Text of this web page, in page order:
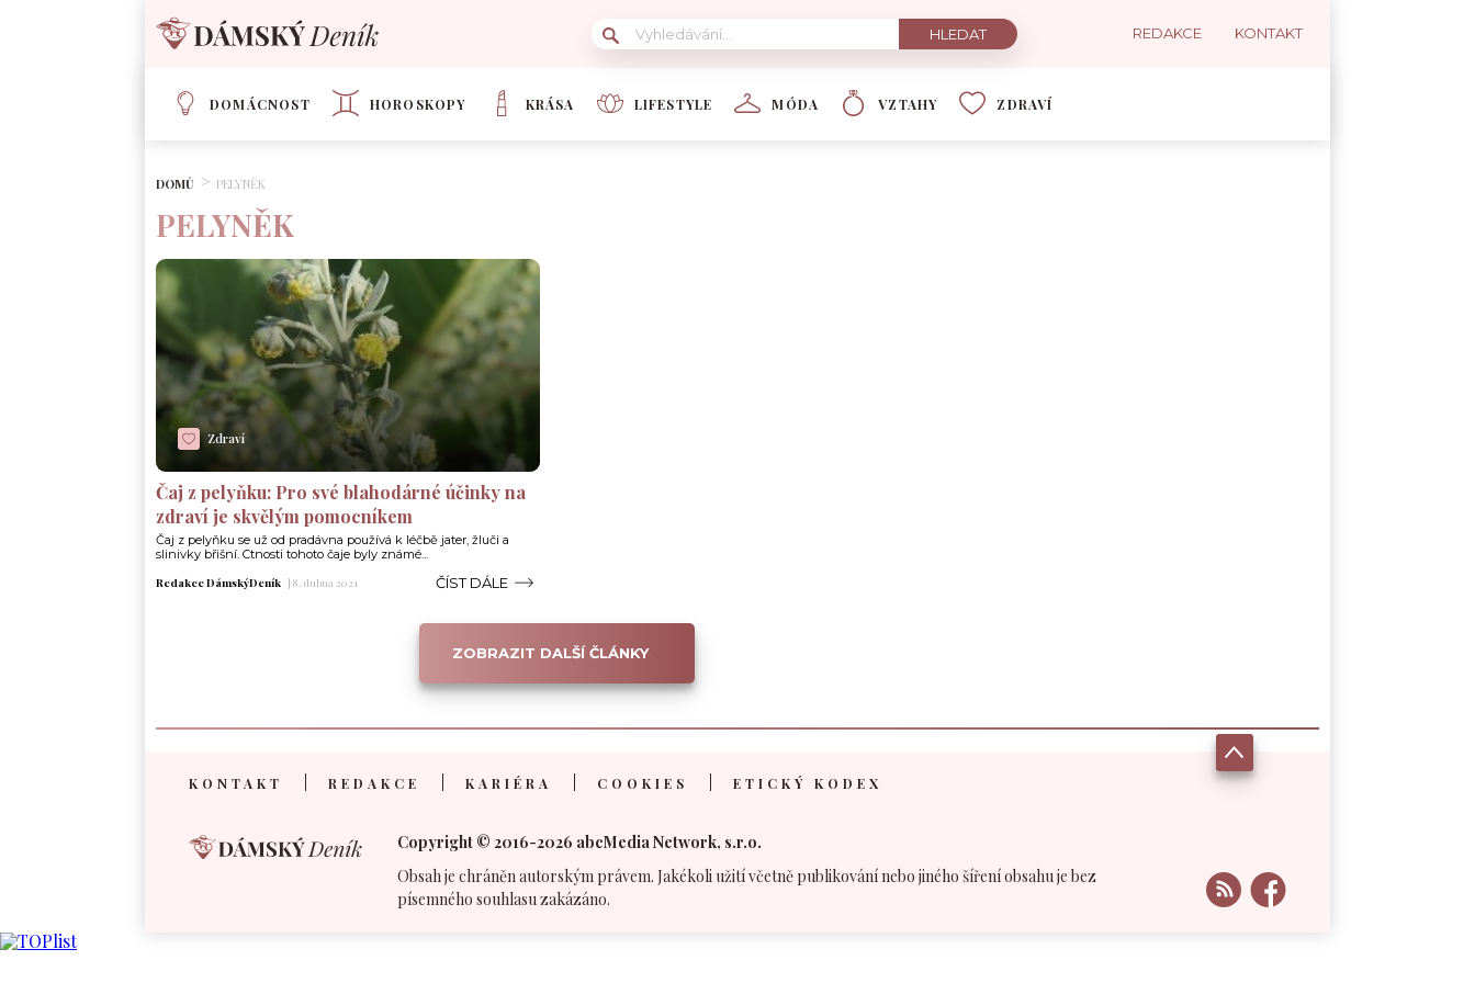
REDAKCE KONTAKT
DOMÁCNOST HOROSKOPY KRÁSA LIFESTYLE MÓDA VZTAHY ZDRAVÍ
DOMŮ PELYNĚK
PELYNĚK
Zdraví
Čaj z pelyňku: Pro své blahodárné účinky na
zdraví je skvělým pomocníkem
Čaj z pelyňku se už od pradávna používá k léčbě jater, žluči a
slinivky břišní. Ctnosti tohoto čaje byly známé...
Redakce DámskýDeník | 8. dubna 2021 ČÍST DÁLE
ZOBRAZIT DALŠÍ ČLÁNKY
KONTAKT REDAKCE KARIÉRA COOKIES ETICKÝ KODEX
Copyright © 2016-2026 abcMedia Network, s.r.o.
Obsah je chráněn autorským právem. Jakékoli užití včetně publikování nebo jiného šíření obsahu je bez
písemného souhlasu zakázáno.